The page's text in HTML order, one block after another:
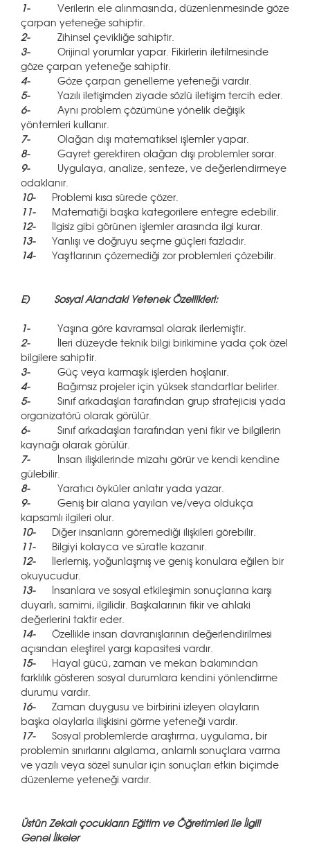
1- Verilerin ele alınmasında, düzenlenmesinde göze
çarpan yeteneğe sahiptir.
2- Zihinsel çevikliğe sahiptir.
3- Orijinal yorumlar yapar. Fikirlerin iletilmesinde
göze çarpan yeteneğe sahiptir.
4- Göze çarpan genelleme yeteneği vardır.
5- Yazılı iletişimden ziyade sözlü iletişim tercih eder.
6- Aynı problem çözümüne yönelik değişik
yöntemleri kullanır.
7- Olağan dışı matematiksel işlemler yapar.
8- Gayret gerektiren olağan dışı problemler sorar.
9- Uygulaya, analize, senteze, ve değerlendirmeye
odaklanır.
10- Problemi kısa sürede çözer.
11- Matematiği başka kategorilere entegre edebilir.
12- İlgisiz gibi görünen işlemler arasında ilgi kurar.
13- Yanlışı ve doğruyu seçme güçleri fazladır.
14- Yaşıtlarının çözemediği zor problemleri çözebilir.
E) Sosyal Alandaki Yetenek Özellikleri:
1- Yaşına göre kavramsal olarak ilerlemiştir.
2- İleri düzeyde teknik bilgi birikimine yada çok özel
bilgilere sahiptir.
3- Güç veya karmaşık işlerden hoşlanır.
4- Bağımsız projeler için yüksek standartlar belirler.
5- Sınıf arkadaşları tarafından grup stratejicisi yada
organizatörü olarak görülür.
6- Sınıf arkadaşları tarafından yeni fikir ve bilgilerin
kaynağı olarak görülür.
7- İnsan ilişkilerinde mizahı görür ve kendi kendine
gülebilir.
8- Yaratıcı öyküler anlatır yada yazar.
9- Geniş bir alana yayılan ve/veya oldukça
kapsamlı ilgileri olur.
10- Diğer insanların göremediği ilişkileri görebilir.
11- Bilgiyi kolayca ve süratle kazanır.
12- İlerlemiş, yoğunlaşmış ve geniş konulara eğilen bir
okuyucudur.
13- İnsanlara ve sosyal etkileşimin sonuçlarına karşı
duyarlı, samimi, ilgilidir. Başkalarının fikir ve ahlaki
değerlerini taktir eder.
14- Özellikle insan davranışlarının değerlendirilmesi
açısından eleştirel yargı kapasitesi vardır.
15- Hayal gücü, zaman ve mekan bakımından
farklılık gösteren sosyal durumlara kendini yönlendirme
durumu vardır.
16- Zaman duygusu ve birbirini izleyen olayların
başka olaylarla ilişkisini görme yeteneği vardır.
17- Sosyal problemlerde araştırma, uygulama, bir
problemin sınırlarını algılama, anlamlı sonuçlara varma
ve yazılı veya sözel sunular için sonuçları etkin biçimde
düzenleme yeteneği vardır.
Üstün Zekalı çocukların Eğitim ve Öğretimleri ile İlgili
Genel İlkeler